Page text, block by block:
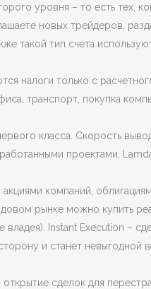
уровня – то есть тех,
новых трейдеров,
такой тип счета
налоги только с
транспорт, покупка
класса. Скорость
проектами,
компаний,
рынке можно купить
Instant Execution –
и станет
сделок для